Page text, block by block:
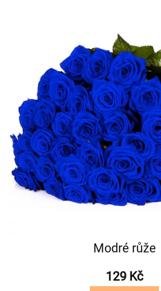
Modré růže
129 Kč